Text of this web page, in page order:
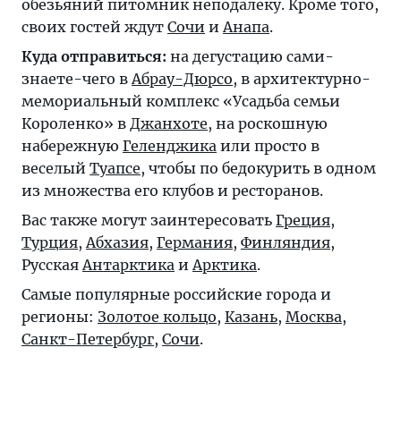
обезьяний питомник неподалеку. Кроме того,
своих гостей ждут Сочи и Анапа.
Куда отправиться: на дегустацию сами-
знаете-чего в Абрау-Дюрсо, в архитектурно-
мемориальный комплекс «Усадьба семьи
Короленко» в Джанхоте, на роскошную
набережную Геленджика или просто в
веселый Туапсе, чтобы по бедокурить в одном
из множества его клубов и ресторанов.
Вас также могут заинтересовать Греция,
Турция, Абхазия, Германия, Финляндия,
Русская Антарктика и Арктика.
Самые популярные российские города и
регионы: Золотое кольцо, Казань, Москва,
Санкт-Петербург, Сочи.